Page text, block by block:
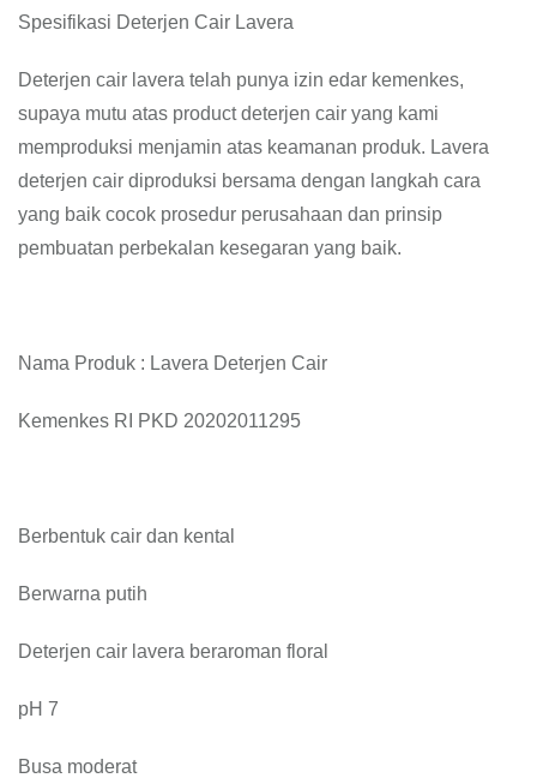
Spesifikasi Deterjen Cair Lavera
Deterjen cair lavera telah punya izin edar kemenkes,
supaya mutu atas product deterjen cair yang kami
memproduksi menjamin atas keamanan produk. Lavera
deterjen cair diproduksi bersama dengan langkah cara
yang baik cocok prosedur perusahaan dan prinsip
pembuatan perbekalan kesegaran yang baik.
Nama Produk : Lavera Deterjen Cair
Kemenkes RI PKD 20202011295
Berbentuk cair dan kental
Berwarna putih
Deterjen cair lavera beraroman floral
pH 7
Busa moderat